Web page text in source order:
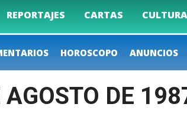
REPORTAJES CARTAS CULTURA
HOROSCOPO ANUNCIOS
DE